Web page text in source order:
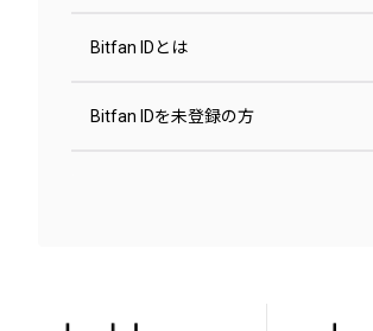
Bitfan IDとは
Bitfan IDを未登録の方